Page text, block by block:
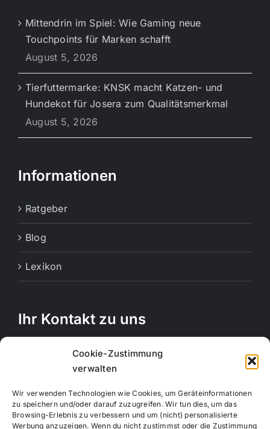
Cookie-Zustimmung
verwalten
Wir verwenden Technologien wie Cookies, um Geräteinformationen
zu speichern und/oder darauf zuzugreifen. Wir tun dies, um das
Browsing-Erlebnis zu verbessern und um (nicht) personalisierte
Werbung anzuzeigen. Wenn du nicht zustimmst oder die Zustimmung
Mittendrin im Spiel: Wie Gaming neue
Touchpoints für Marken schafft
August 5, 2026
Tierfuttermarke: KNSK macht Katzen- und
Hundekot für Josera zum Qualitätsmerkmal
August 5, 2026
Informationen
Ratgeber
Blog
Lexikon
Ihr Kontakt zu uns
Rechbergstraße 11
73770 Denkendorf
Handy:017663847664
E-Mail:info@creativemotion-online.de